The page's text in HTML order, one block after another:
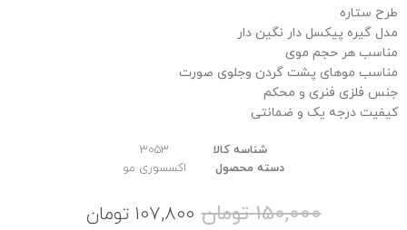
طرح ستاره
مدل گیره پیکسل دار نگین دار
مناسب هر حجم موی
مناسب موهای پشت گردن وجلوی صورت
جنس فلزی فنری و محکم
کیفیت درجه یک و ضمانتی
شناسه کالا
3053
دسته محصول
اکسسوری مو
150,000 تومان 107,800 تومان